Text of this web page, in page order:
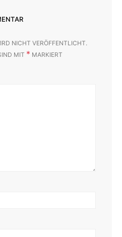
NICHT VERÖFFENTLICHT.
MIT * MARKIERT